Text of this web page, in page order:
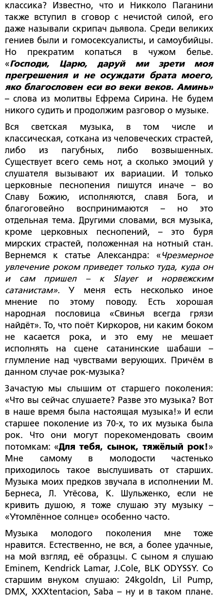
классика? Известно, что и Никколо Паганини
также вступил в сговор с нечистой силой, его
даже называли скрипач дьявола. Среди великих
гениев были и гомосексуалисты, и самоубийцы.
Но прекратим копаться в чужом белье.
«Господи, Царю, даруй ми зрети моя
прегрешения и не осуждати брата моего,
яко благословен еси во веки веков. Аминь»
– слова из молитвы Ефрема Сирина. Не будем
никого судить и продолжим разговор о музыке.
Вся светская музыка, в том числе и
классическая, соткана из человеческих страстей,
либо из пагубных, либо возвышенных.
Существует всего семь нот, а сколько эмоций у
слушателя вызывают их вариации. И только
церковные песнопения пишутся иначе – во
Славу Божию, исполняются, славя Бога, и
благоговейно воспринимаются – но это
отдельная тема. Другими словами, вся музыка,
кроме церковных песнопений, – это буря
мирских страстей, положенная на нотный стан.
Вернемся к статье Александра: «Чрезмерное
увлечение роком приведет только туда, куда он
и сам пришел – к Slayer и норвежским
сатанистам».У меня есть несколько иное
мнение по этому поводу. Есть хорошая
народная пословица «Свинья всегда грязи
найдёт». То, что поёт Киркоров, ни каким боком
не касается рока, и это ему не мешает
исполнять на сцене сатанинские шабаши –
глумление над чувствами верующих. Причём в
данном случае рок-музыка?
Зачастую мы слышим от старшего поколения:
«Что вы сейчас слушаете? Разве это музыка? Вот
в наше время была настоящая музыка!» И если
старшее поколение из 70-х, то их музыка была
рок. Что они могут порекомендовать своим
потомкам: «Для тебя, сынок, тяжёлый рок!»
Мне самому в молодости частенько
приходилось такое выслушивать от старших.
Музыка моих предков звучала в исполнении М.
Бернеса, Л. Утёсова, К. Шульженко, если не
кривить душою, я тоже слушаю эту музыку –
«Утомлённое солнце» особенно часто.
Музыка молодого поколения мне тоже
нравится. Естественно, не вся, а более удачные,
на мой взгляд, её образцы. С сыном я слушаю
Eminem, Kendrick Lamar,J.Cole, BLK ODYSSY. Со
старшим внуком слушаю: 24kgoldn,
Lil Pump,
DMX, XXXtentacion,Saba – ну и в таком плане.